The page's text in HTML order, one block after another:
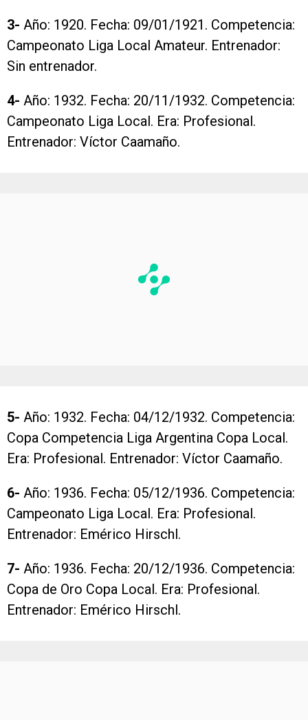
3- Año: 1920. Fecha: 09/01/1921. Competencia:
Campeonato Liga Local Amateur. Entrenador:
Sin entrenador.
4- Año: 1932. Fecha: 20/11/1932. Competencia:
Campeonato Liga Local. Era: Profesional.
Entrenador: Víctor Caamaño.
5- Año: 1932. Fecha: 04/12/1932. Competencia:
Copa Competencia Liga Argentina Copa Local.
Era: Profesional. Entrenador: Víctor Caamaño.
6- Año: 1936. Fecha: 05/12/1936. Competencia:
Campeonato Liga Local. Era: Profesional.
Entrenador: Emérico Hirschl.
7- Año: 1936. Fecha: 20/12/1936. Competencia:
Copa de Oro Copa Local. Era: Profesional.
Entrenador: Emérico Hirschl.